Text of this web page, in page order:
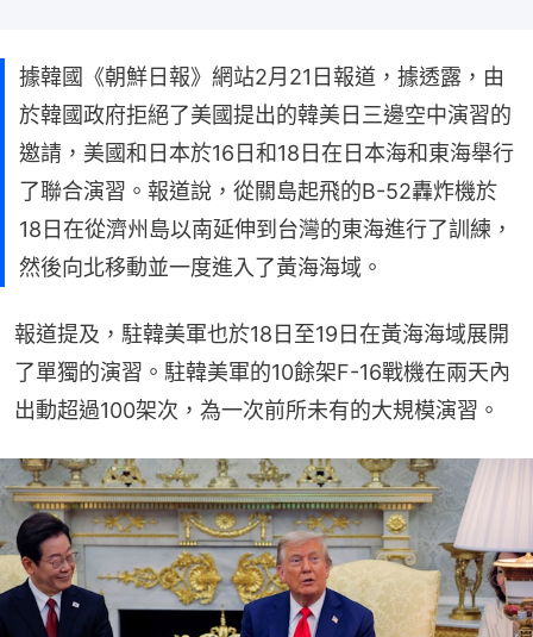
據韓國《朝鮮日報》網站2月21日報道，據透露，由
於韓國政府拒絕了美國提出的韓美日三邊空中演習的
邀請，美國和日本於16日和18日在日本海和東海舉行
了聯合演習。報道說，從關島起飛的B-52轟炸機於
18日在從濟州島以南延伸到台灣的東海進行了訓練，
然後向北移動並一度進入了黃海海域。
報道提及，駐韓美軍也於18日至19日在黃海海域展開
了單獨的演習。駐韓美軍的10餘架F-16戰機在兩天內
出動超過100架次，為一次前所未有的大規模演習。